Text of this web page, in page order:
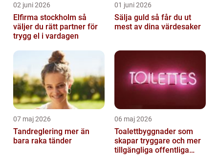
02 juni 2026
Elfirma stockholm så
väljer du rätt partner för
trygg el i vardagen
01 juni 2026
Sälja guld så får du ut
mest av dina värdesaker
07 maj 2026
Tandreglering mer än
bara raka tänder
06 maj 2026
Toalettbyggnader som
skapar tryggare och mer
tillgängliga offentliga